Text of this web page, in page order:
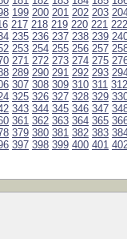
199 200 201 202 203
217 218 219 220 221 222
235 236 237 238 239
253 254 255 256 257
271 272 273 274 275
289 290 291 292 293
307 308 309 310 311 312
325 326 327 328 329
343 344 345 346 347
361 362 363 364 365
379 380 381 382 383
397 398 399 400 401